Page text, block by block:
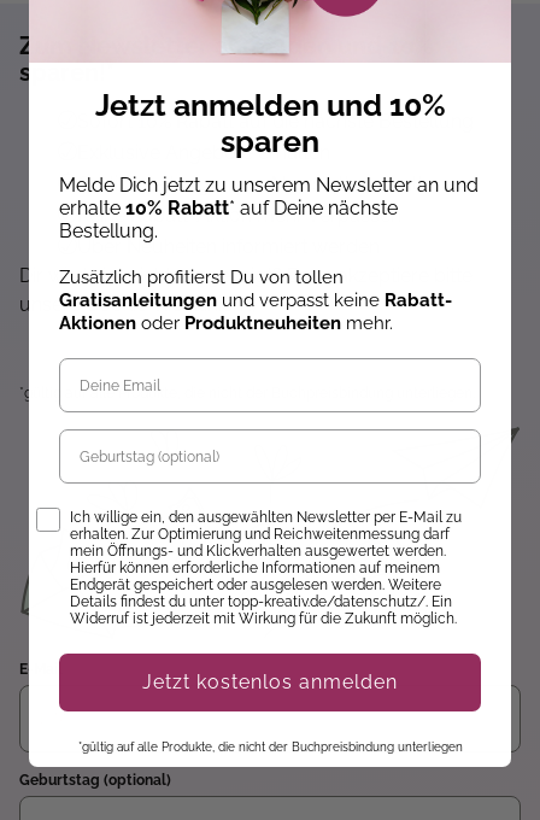
Zum Newsletter anmelden und 10%
sparen!*
Sofort 10% Rabatt auf die nächste Bestellung
Exklusive Angebote erhalten
Gratisanleitungen per Newsletter erhalten
Keine Rabatt-Aktion mehr verpassen
Über Neuheiten informiert werden
Dir wird hier nichts angezeigt? Dann akzeptiere bitte
unsere Cookie-Richtlinien :)
*gültig auf alle Produkte, die nicht der Buchpreisbindung unterliegen.
E-Mail
Geburtstag (optional)
Jetzt anmelden und 10%
sparen
Melde Dich jetzt zu unserem Newsletter an und
erhalte 10% Rabatt* auf Deine nächste
Bestellung.
Zusätzlich profitierst Du von tollen
Gratisanleitungen und verpasst keine Rabatt-
Aktionen oder Produktneuheiten mehr.
Geburtstag
Opt-InIch willige ein, den ausgewählten Newsletter per E-Mail zu
erhalten. Zur Optimierung und Reichweitenmessung darf
mein Öffnungs- und Klickverhalten ausgewertet werden.
Hierfür können erforderliche Informationen auf meinem
Endgerät gespeichert oder ausgelesen werden. Weitere
Details findest du unter topp-kreativ.de/datenschutz/. Ein
Widerruf ist jederzeit mit Wirkung für die Zukunft möglich.
Jetzt kostenlos anmelden
*gültig auf alle Produkte, die nicht der Buchpreisbindung unterliegen